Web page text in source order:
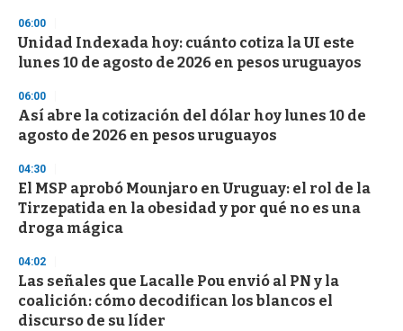
06:00
Unidad Indexada hoy: cuánto cotiza la UI este
lunes 10 de agosto de 2026 en pesos uruguayos
06:00
Así abre la cotización del dólar hoy lunes 10 de
agosto de 2026 en pesos uruguayos
04:30
El MSP aprobó Mounjaro en Uruguay: el rol de la
Tirzepatida en la obesidad y por qué no es una
droga mágica
04:02
Las señales que Lacalle Pou envió al PN y la
coalición: cómo decodifican los blancos el
discurso de su líder